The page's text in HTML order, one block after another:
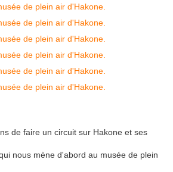
de faire un circuit sur Hakone et ses
nous mène d'abord au musée de plein